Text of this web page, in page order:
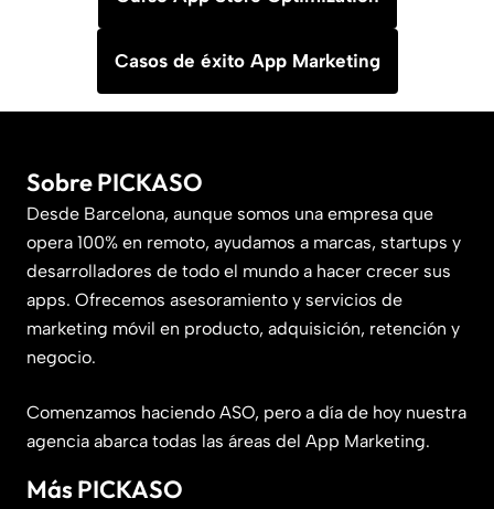
Casos de éxito App Marketing
Sobre PICKASO
Desde Barcelona, aunque somos una empresa que
opera 100% en remoto, ayudamos a marcas, startups y
desarrolladores de todo el mundo a hacer crecer sus
apps. Ofrecemos asesoramiento y servicios de
marketing móvil en producto, adquisición, retención y
negocio.
Comenzamos haciendo ASO, pero a día de hoy nuestra
agencia abarca todas las áreas del App Marketing.
Más PICKASO